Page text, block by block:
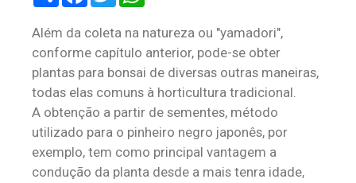
Além da coleta na natureza ou "yamadori",
conforme capítulo anterior, pode-se obter
plantas para bonsai de diversas outras maneiras,
todas elas comuns à horticultura tradicional.
A obtenção a partir de sementes, método
utilizado para o pinheiro negro japonês, por
exemplo, tem como principal vantagem a
condução da planta desde a mais tenra idade,